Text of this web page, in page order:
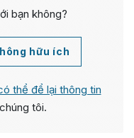
bạn không?
hữu ích
thể để lại thông tin
tôi.